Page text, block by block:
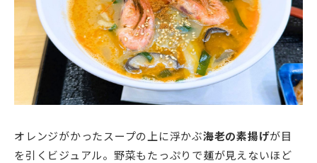
オレンジがかったスープの上に浮かぶ海老の素揚げが目
を引くビジュアル。野菜もたっぷりで麺が見えないほど